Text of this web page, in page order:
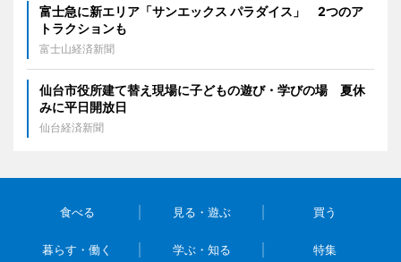
富士急に新エリア「サンエックス パラダイス」 2つのア
トラクションも
富士山経済新聞
仙台市役所建て替え現場に子どもの遊び・学びの場 夏休
みに平日開放日
仙台経済新聞
食べる 見る・遊ぶ 買う
暮らす・働く 学ぶ・知る 特集